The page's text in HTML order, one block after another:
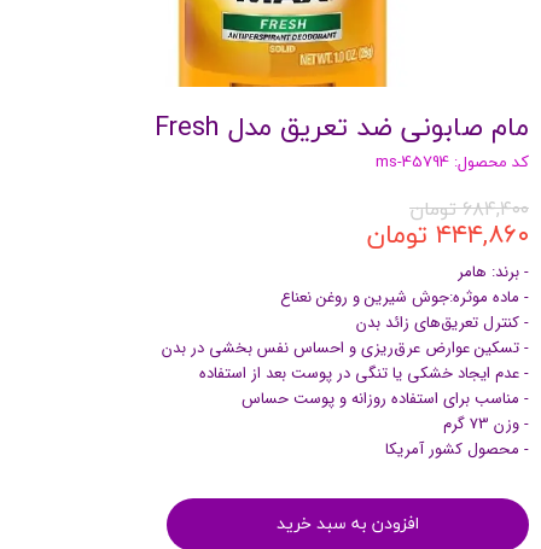
مام صابونی ضد تعریق مدل Fresh
کد محصول: ms-45794
۶۸۴,۴۰۰ تومان
۴۴۴,۸۶۰ تومان
- برند: هامر
- ماده موثره:جوش شیرین و روغن نعناع
- کنترل تعریق‌های زائد بدن
- تسکین عوارض عرق‌ریزی و احساس نفس بخشی در بدن
- عدم ایجاد خشکی یا تنگی در پوست بعد از استفاده
- مناسب برای استفاده روزانه و پوست حساس
- وزن 73 گرم
- محصول کشور آمریکا
افزودن به سبد خرید